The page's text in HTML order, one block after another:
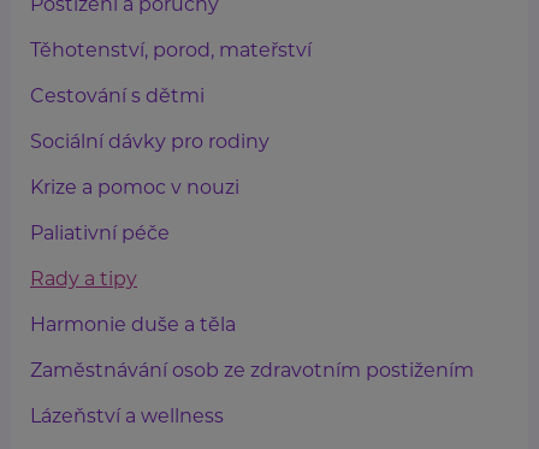
Těhotenství, porod, mateřství
Cestování s dětmi
Sociální dávky pro rodiny
Krize a pomoc v nouzi
Paliativní péče
Rady a tipy
Harmonie duše a těla
Zaměstnávání osob ze zdravotním postižením
Lázeňství a wellness